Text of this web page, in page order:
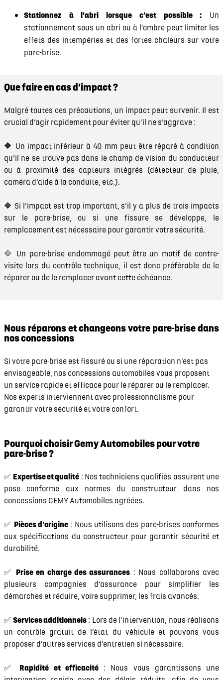
Stationnez à l’abri lorsque c’est possible :
Un
stationnement sous un abri ou à l’ombre peut limiter les
effets des intempéries et des fortes chaleurs sur votre
pare-brise.
Que faire en cas d’impact ?
Malgré toutes ces précautions, un impact peut survenir. Il est
crucial d’agir rapidement pour éviter qu’il ne s’aggrave :
🔷 Un impact inférieur à 40 mm peut être réparé à condition
qu’il ne se trouve pas dans le champ de vision du conducteur
ou à proximité des capteurs intégrés (détecteur de pluie,
caméra d’aide à la conduite, etc.).
🔷 Si l’impact est trop important, s’il y a plus de trois impacts
sur le pare-brise, ou si une fissure se développe, le
remplacement est nécessaire pour garantir votre sécurité.
🔷 Un pare-brise endommagé peut être un motif de contre-
visite lors du contrôle technique, il est donc préférable de le
réparer ou de le remplacer avant cette échéance.
Nous réparons et changeons votre pare-brise dans
nos concessions
Si votre pare-brise est fissuré ou si une réparation n’est pas
envisageable, nos concessions automobiles vous proposent
un service rapide et efficace pour le réparer ou le remplacer.
Nos experts interviennent avec professionnalisme pour
garantir votre sécurité et votre confort.
Pourquoi choisir Gemy Automobiles pour votre
pare-brise ?
✅ Expertise et qualité : Nos techniciens qualifiés assurent une
pose conforme aux normes du constructeur dans nos
concessions GEMY Automobiles agréées.
✅ Pièces d'origine : Nous utilisons des pare-brises conformes
aux spécifications du constructeur pour garantir sécurité et
durabilité.
✅ Prise en charge des assurances : Nous collaborons avec
plusieurs compagnies d’assurance pour simplifier les
démarches et réduire, voire supprimer, les frais avancés.
✅ Services additionnels : Lors de l’intervention, nous réalisons
un contrôle gratuit de l’état du véhicule et pouvons vous
proposer d’autres services d’entretien si nécessaire.
✅ Rapidité et efficacité: Nous vous garantissons une